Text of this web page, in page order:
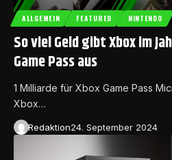
ALLGEMEIN FEATURED NINTENDO
So viel Geld gibt Xbox im
Game Pass aus
1 Milliarde für Xbox Game Pass
Xbox…
Redaktion24. September 2024